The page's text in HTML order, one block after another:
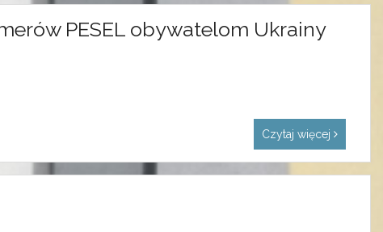
PESEL obywatelom Ukrainy
Czytaj więcej